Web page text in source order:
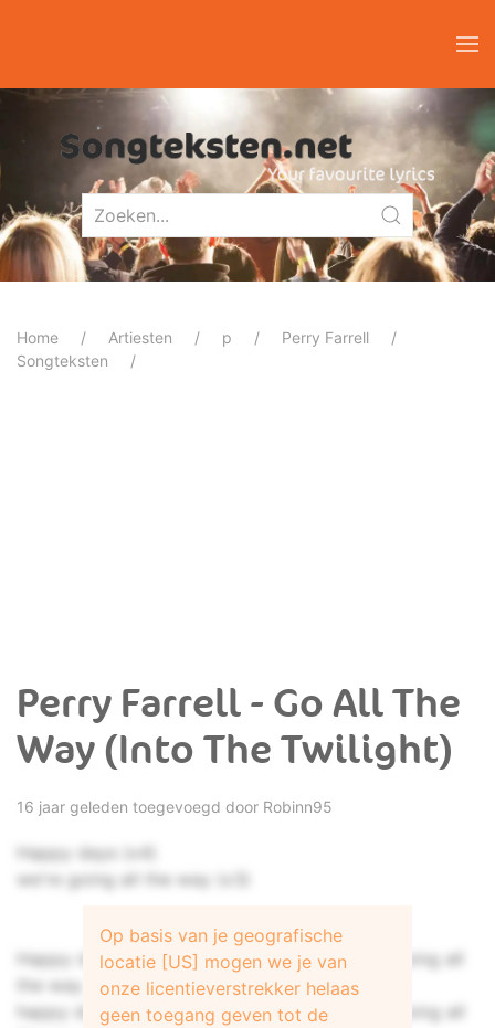
Home Artiesten p
Perry Farrell
Songteksten
Perry Farrell - Go All The
Way (Into The Twilight)
16 jaar geleden toegevoegd door Robinn95
Happy days (x4)
we're going all the way (x3)
Happy days, happy days, happy days, we're going all
the way
happy days, happy days, happyydays, we're going all
Op basis van je geografische
locatie [US] mogen we je van
onze licentieverstrekker helaas
geen toegang geven tot de